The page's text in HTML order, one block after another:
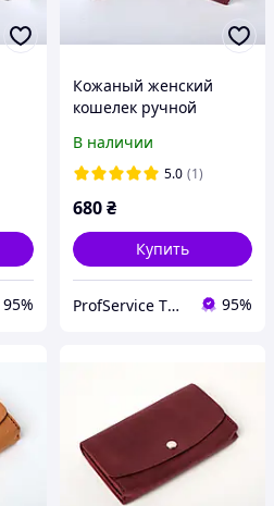
95%
Кожаный женский
кошелек ручной
монет и карточек
бордовый Gazda
В наличии
5.0 (1)
680₴
Купить
ProfService ТОВ "Профессиональный сервис" 95%